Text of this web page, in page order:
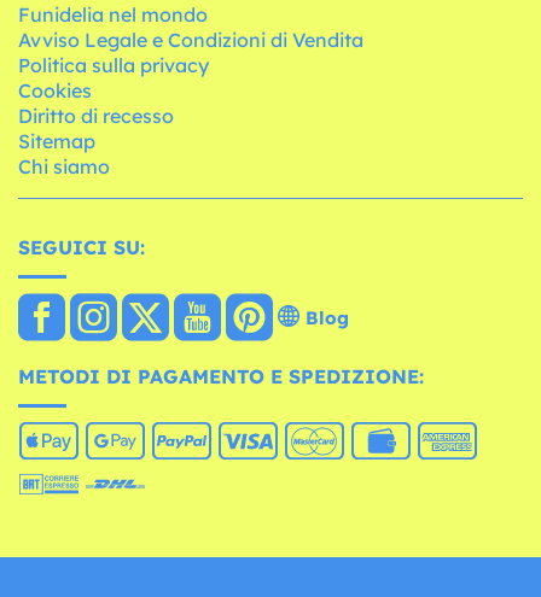
Funidelia nel mondo
Avviso Legale e Condizioni di Vendita
Politica sulla privacy
Cookies
Diritto di recesso
Sitemap
Chi siamo
SEGUICI SU:
Blog
METODI DI PAGAMENTO E SPEDIZIONE: